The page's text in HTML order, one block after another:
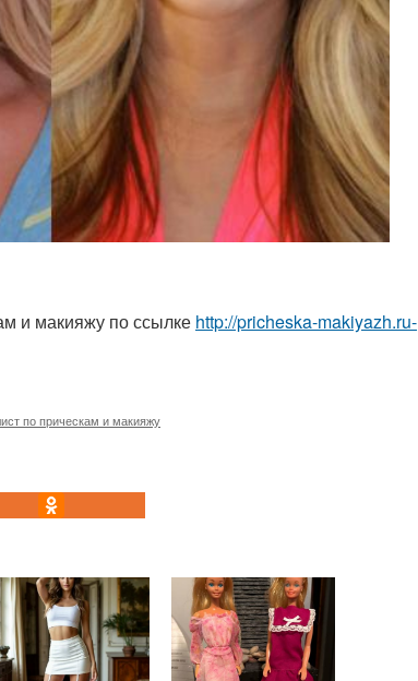
и макияжу по ссылке http://pricheska-makiyazh.ru-
по прическам и макияжу